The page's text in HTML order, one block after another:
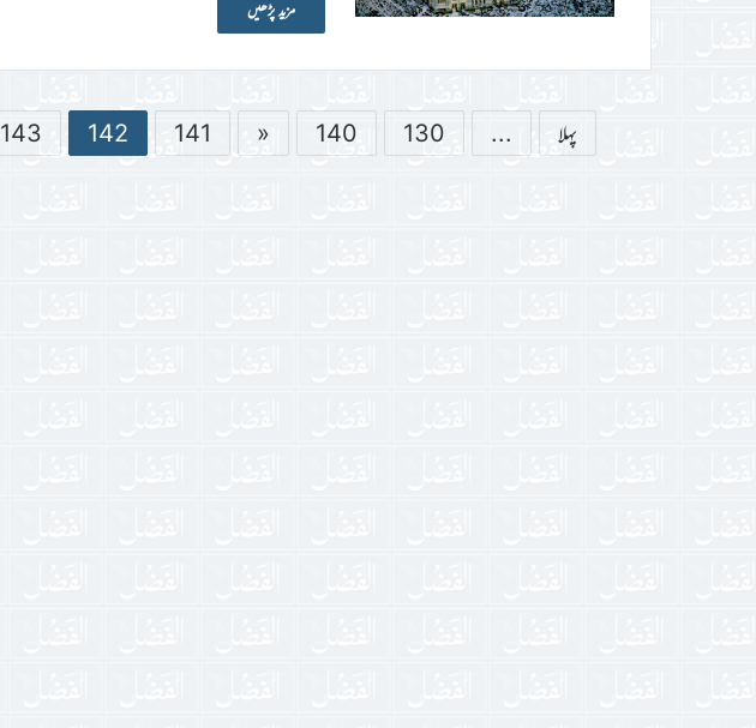
مزید پڑھیں
پہلا ...
130
140
«
141
142
143